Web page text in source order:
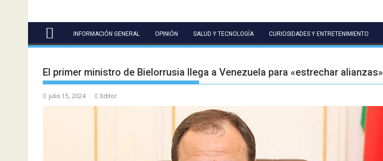
INFORMACIÓN GENERAL OPINIÓN SALUD Y TECNOLOGÍA CURIOSIDADES Y ENTRETENIMIENTO
El primer ministro de Bielorrusia llega a Venezuela para «estrechar alianzas»
julio 15, 2024 Editor